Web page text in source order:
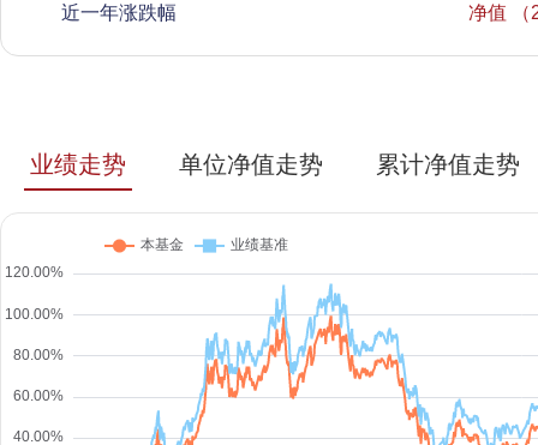
近一年涨跌幅 净值 （
业绩走势 单位净值走势 累计净值走势